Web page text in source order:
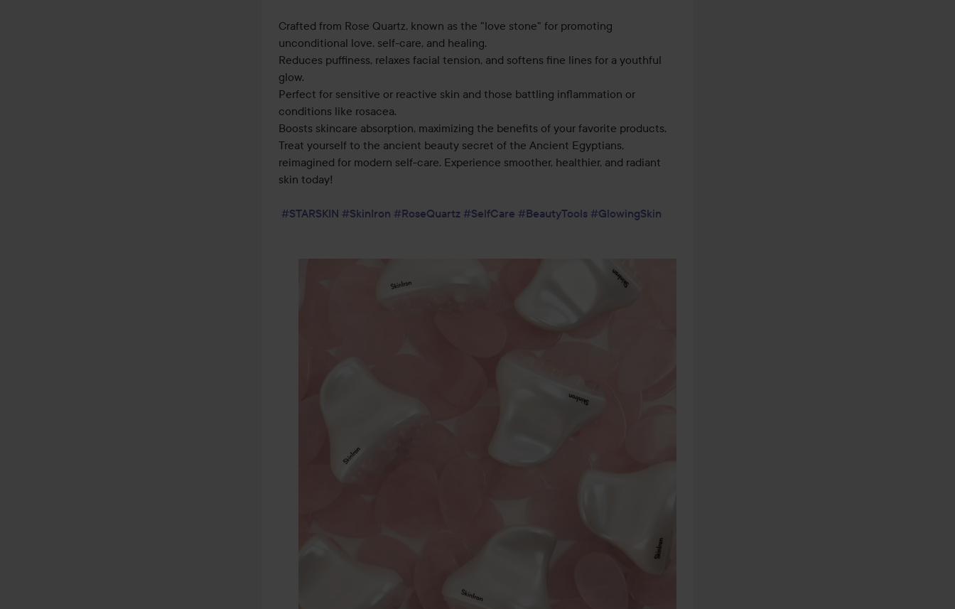
Crafted from Rose Quartz, known as the "love stone" for promoting
unconditional love, self-care, and healing.
Reduces puffiness, relaxes facial tension, and softens fine lines for a youthful
glow.
Perfect for sensitive or reactive skin and those battling inflammation or
conditions like rosacea.
Boosts skincare absorption, maximizing the benefits of your favorite products.
Treat yourself to the ancient beauty secret of the Ancient Egyptians,
reimagined for modern self-care. Experience smoother, healthier, and radiant
skin today!
#STARSKIN #SkinIron #RoseQuartz #SelfCare #BeautyTools #GlowingSkin